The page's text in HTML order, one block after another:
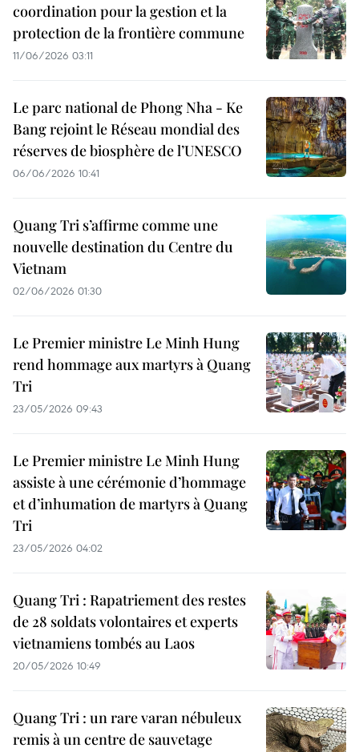
coordination pour la gestion et la
protection de la frontière commune
11/06/2026 03:11
Le parc national de Phong Nha - Ke
Bang rejoint le Réseau mondial des
réserves de biosphère de l’UNESCO
06/06/2026 10:41
Quang Tri s’affirme comme une
nouvelle destination du Centre du
Vietnam
02/06/2026 01:30
Le Premier ministre Le Minh Hung
rend hommage aux martyrs à Quang
Tri
23/05/2026 09:43
Le Premier ministre Le Minh Hung
assiste à une cérémonie d’hommage
et d’inhumation de martyrs à Quang
Tri
23/05/2026 04:02
Quang Tri : Rapatriement des restes
de 28 soldats volontaires et experts
vietnamiens tombés au Laos
20/05/2026 10:49
Quang Tri : un rare varan nébuleux
remis à un centre de sauvetage